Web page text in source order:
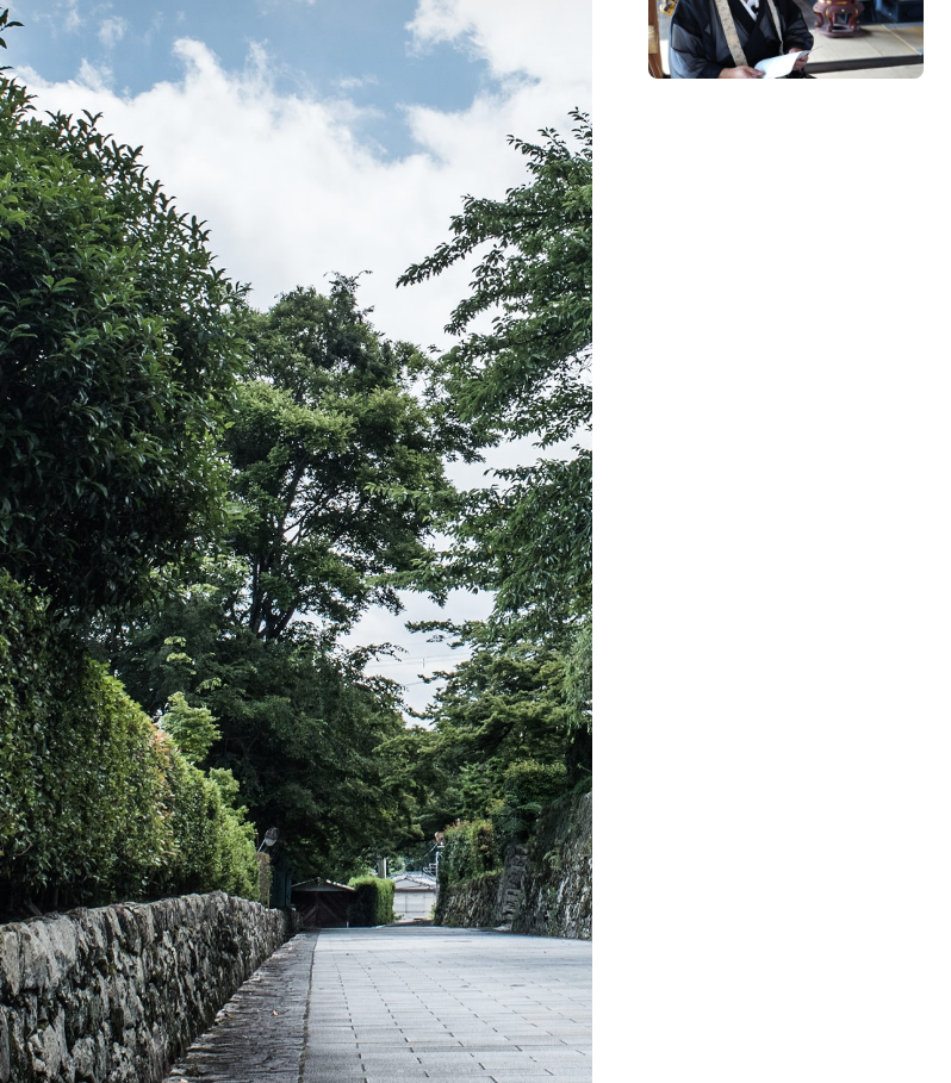
伝教大師最澄とは（デジタルパンフレット）
伝教大師最澄とは（PDFダウンロード）
プレスアーカイブ